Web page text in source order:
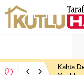
Kahta